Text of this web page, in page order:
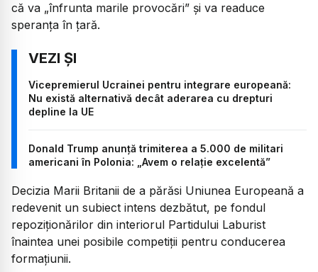
că va „înfrunta marile provocări” și va readuce
speranța în țară.
Vicepremierul Ucrainei pentru integrare europeană:
Nu există alternativă decât aderarea cu drepturi
depline la UE
Donald Trump anunță trimiterea a 5.000 de militari
americani în Polonia: „Avem o relație excelentă”
Decizia Marii Britanii de a părăsi Uniunea Europeană a
redevenit un subiect intens dezbătut, pe fondul
repoziționărilor din interiorul Partidului Laburist
înaintea unei posibile competiții pentru conducerea
formațiunii.